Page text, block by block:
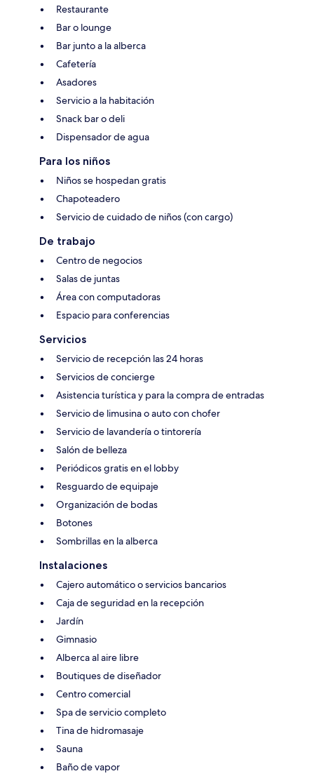
Restaurante
Bar o lounge
Bar junto a la alberca
Cafetería
Asadores
Servicio a la habitación
Snack bar o deli
Dispensador de agua
Para los niños
Niños se hospedan gratis
Chapoteadero
Servicio de cuidado de niños (con cargo)
De trabajo
Centro de negocios
Salas de juntas
Área con computadoras
Espacio para conferencias
Servicios
Servicio de recepción las 24 horas
Servicios de concierge
Asistencia turística y para la compra de entradas
Servicio de limusina o auto con chofer
Servicio de lavandería o tintorería
Salón de belleza
Periódicos gratis en el lobby
Resguardo de equipaje
Organización de bodas
Botones
Sombrillas en la alberca
Instalaciones
Cajero automático o servicios bancarios
Caja de seguridad en la recepción
Jardín
Gimnasio
Alberca al aire libre
Boutiques de diseñador
Centro comercial
Spa de servicio completo
Tina de hidromasaje
Sauna
Baño de vapor